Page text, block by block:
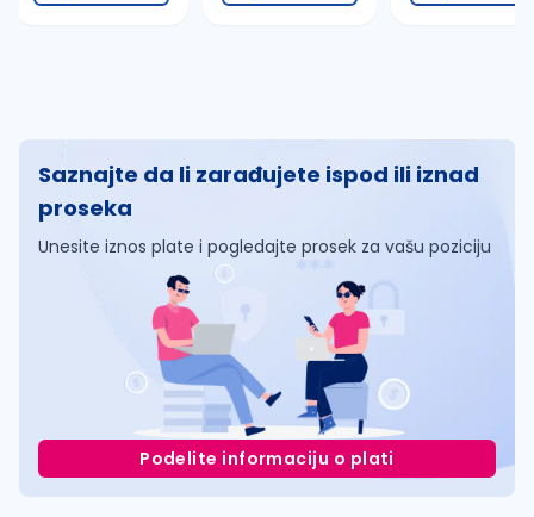
Saznajte da li zarađujete ispod ili iznad
proseka
Unesite iznos plate i pogledajte prosek za vašu poziciju
Podelite informaciju o plati